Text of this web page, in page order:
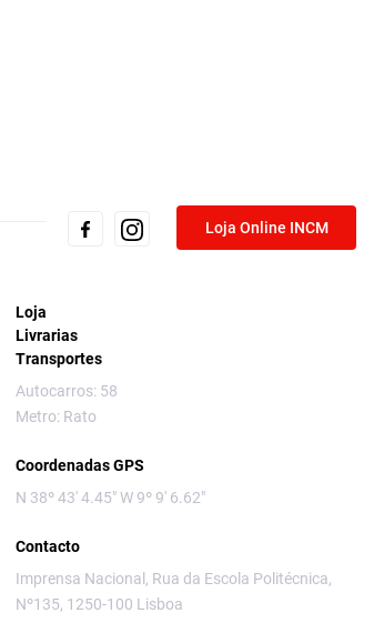
Loja Online INCM
Loja
Livrarias
Transportes
Autocarros: 58
Metro: Rato
Coordenadas GPS
N 38º 43' 4.45" W 9º 9' 6.62"
Contacto
Imprensa Nacional, Rua da Escola Politécnica,
Nº135, 1250-100 Lisboa